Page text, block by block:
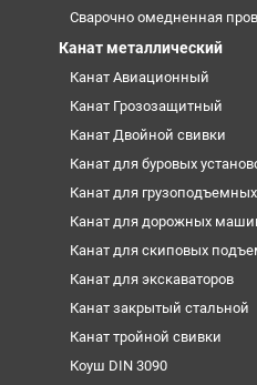
Сварочно омедненная
Канат металлический
Канат Авиационный
Канат Грозозащитный
Канат Двойной свивки
Канат для буровых
Канат для
Канат для дорожных
Канат для скиповых
Канат для экскаваторов
Канат закрытый стальной
Канат тройной свивки
Коуш DIN 3090